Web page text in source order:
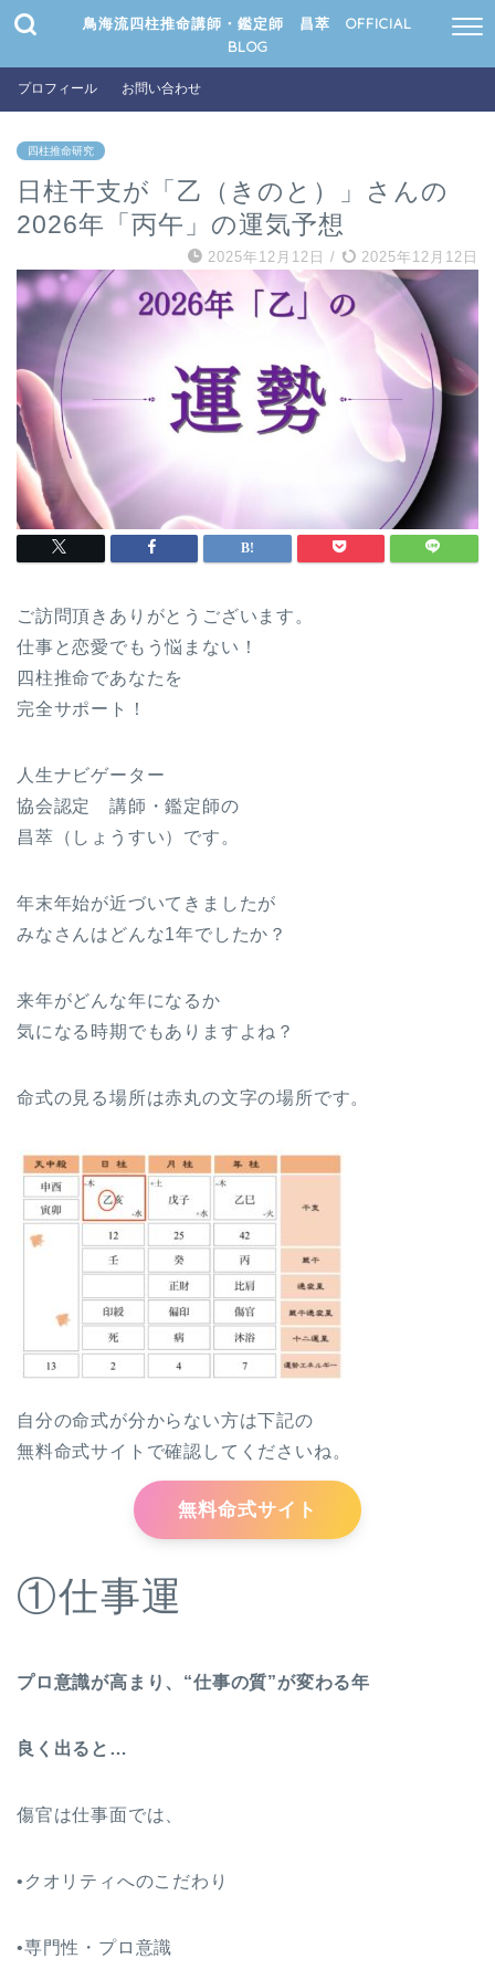
鳥海流四柱推命講師・鑑定師 昌萃 OFFICIAL
BLOG
プロフィール お問い合わせ
四柱推命研究
日柱干支が「乙（きのと）」さんの
2026年「丙午」の運気予想
2025年12月12日 / 2025年12月12日
ご訪問頂きありがとうございます。
仕事と恋愛でもう悩まない！
四柱推命であなたを
完全サポート！
人生ナビゲーター
協会認定 講師・鑑定師の
昌萃（しょうすい）です。
年末年始が近づいてきましたが
みなさんはどんな1年でしたか？
来年がどんな年になるか
気になる時期でもありますよね？
命式の見る場所は赤丸の文字の場所です。
自分の命式が分からない方は下記の
無料命式サイトで確認してくださいね。
無料命式サイト
①仕事運
プロ意識が高まり、“仕事の質”が変わる年
良く出ると …
傷官は仕事面では、
•クオリティへのこだわり
•専門性・プロ意識